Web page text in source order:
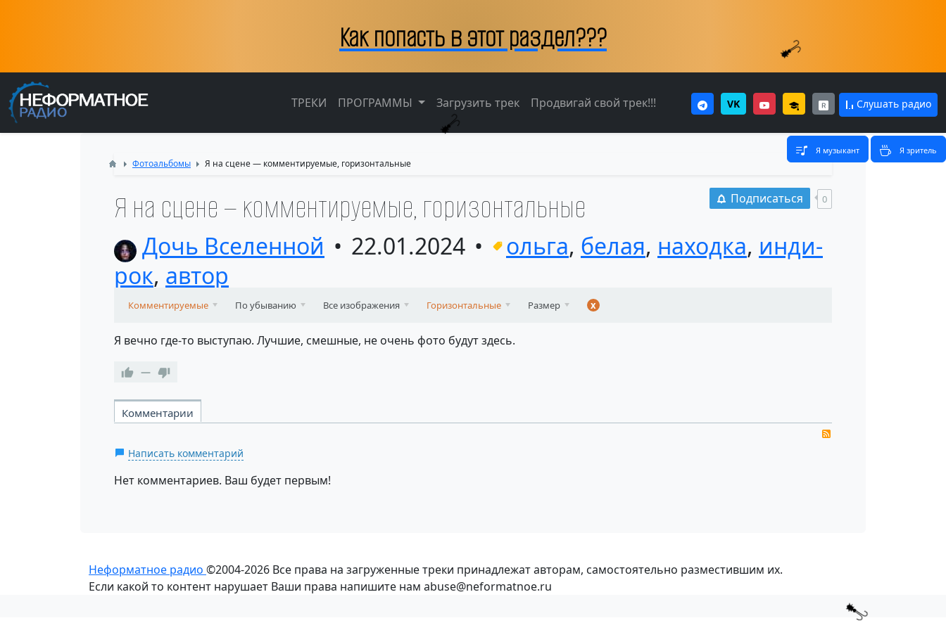
Как попасть в этот раздел???
ТРЕКИ ПРОГРАММЫ Загрузить трек Продвигай свой трек!!! VK Слушать радио
Я музыкант Я зритель
Фотоальбомы Я на сцене — комментируемые, горизонтальные
Подписаться 0
Я на сцене — комментируемые, горизонтальные
Дочь Вселенной 22.01.2024 ольга, белая, находка, инди-
рок, автор
Комментируемые По убыванию Все изображения Горизонтальные Размер x
Я вечно где-то выступаю. Лучшие, смешные, не очень фото будут здесь.
—
Комментарии
Написать комментарий
Нет комментариев. Ваш будет первым!
Неформатное радио ©2004-2026 Все права на загруженные треки принадлежат авторам, самостоятельно разместившим их.
Если какой то контент нарушает Ваши права напишите нам abuse@neformatnoe.ru